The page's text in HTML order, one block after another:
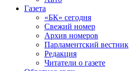
Газета
«БК» сегодня
Свежий номер
Архив номеров
Парламентский вестник
Редакция
Читатели о газете